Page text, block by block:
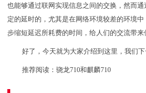
也能够通过联网实现信息之间的交换，然而
定的延时的，尤其是在网络环境较差的环境
步缩短延迟所耗费的时间，给人们的交流带来
好了，今天就为大家介绍到这里，我们下
推荐阅读： 骁龙710和麒麟710